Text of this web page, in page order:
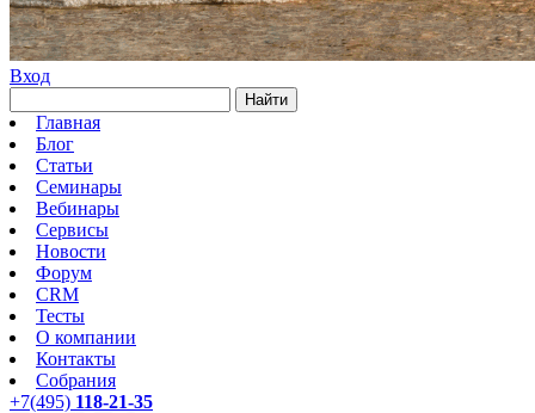
Вход
Найти
Главная
Блог
Статьи
Семинары
Вебинары
Сервисы
Новости
Форум
CRM
Тесты
О компании
Контакты
Собрания
+7(495) 118-21-35